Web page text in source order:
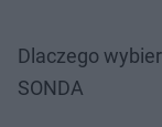
Dlaczego
SONDA